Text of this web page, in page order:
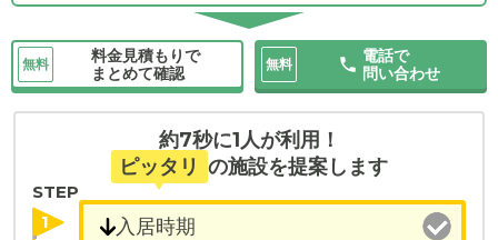
無料
料金見積もりで
まとめて確認
無料
電話で
問い合わせ
約7秒に1人が利用！
ピッタリ の施設を提案します
STEP
1